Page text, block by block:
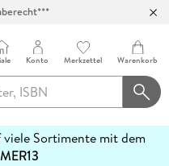
Konto Merkzettel Warenkorb
Sortimente mit dem